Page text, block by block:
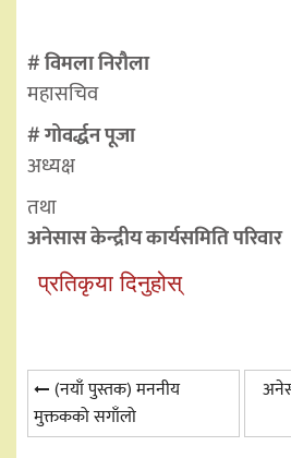
# विमला निरौला
महासचिव
# गोवर्द्धन पूजा
अध्यक्ष
तथा
अनेसास केन्द्रीय कार्यसमिति परिवार
प्रतिकृया दिनुहोस्
Post
navigation
(नयाँ पुस्तक) मननीय
मुक्तकको सगाँलो